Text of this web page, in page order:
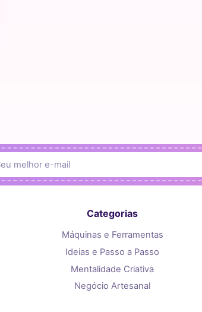
Categorias
Máquinas e Ferramentas
Ideias e Passo a Passo
Mentalidade Criativa
Negócio Artesanal